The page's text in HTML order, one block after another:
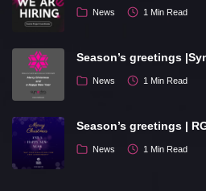
News 1 Min Read
Season’s greetings
News 1 Min Read
Season’s greetings |
News 1 Min Read